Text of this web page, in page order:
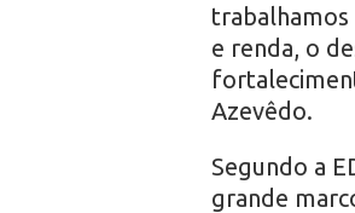
e renda, o
Azevêdo.
Segundo a
grande